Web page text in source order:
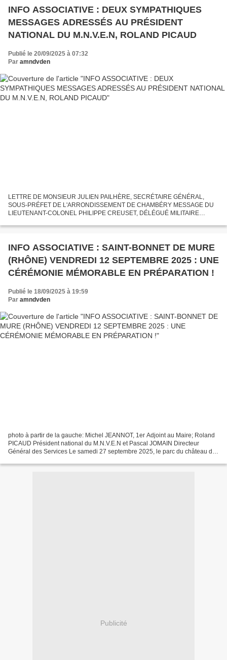
INFO ASSOCIATIVE : DEUX SYMPATHIQUES
MESSAGES ADRESSÉS AU PRÉSIDENT
NATIONAL DU M.N.V.E.N, ROLAND PICAUD
Publié le 20/09/2025 à 07:32
Par amndvden
LETTRE DE MONSIEUR JULIEN PAILHÈRE, SECRÉTAIRE GÉNÉRAL,
SOUS-PRÉFET DE L'ARRONDISSEMENT DE CHAMBÉRY MESSAGE DU
LIEUTENANT-COLONEL PHILIPPE CREUSET, DÉLÉGUÉ MILITAIRE
PRÉSIDENT NATIONAL DU M.N.V.E.N,...
INFO ASSOCIATIVE : SAINT-BONNET DE MURE
(RHÔNE) VENDREDI 12 SEPTEMBRE 2025 : UNE
CÉRÉMONIE MÉMORABLE EN PRÉPARATION !
Publié le 18/09/2025 à 19:59
Par amndvden
photo à partir de la gauche: Michel JEANNOT, 1er Adjoint au Maire; Roland
PICAUD Président national du M.N.V.E.N et Pascal JOMAIN Directeur
Général des Services Le samedi 27 septembre 2025, le parc du château de
Publicité